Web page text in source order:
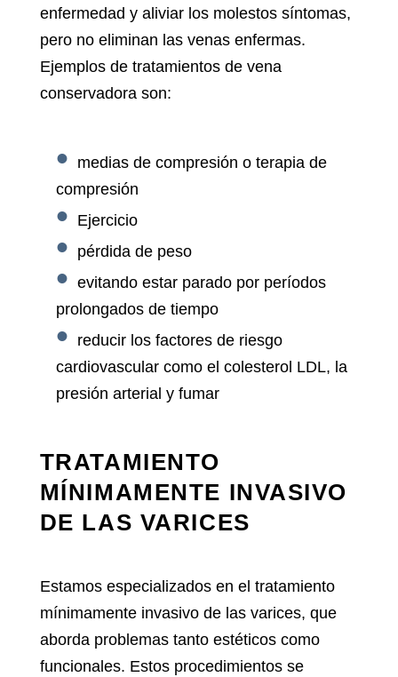
enfermedad y aliviar los molestos síntomas,
pero no eliminan las venas enfermas.
Ejemplos de tratamientos de vena
conservadora son:
medias de compresión o terapia de
compresión
Ejercicio
pérdida de peso
evitando estar parado por períodos
prolongados de tiempo
reducir los factores de riesgo
cardiovascular como el colesterol LDL, la
presión arterial y fumar
TRATAMIENTO
MÍNIMAMENTE INVASIVO
DE LAS VARICES
Estamos especializados en el tratamiento
mínimamente invasivo de las varices, que
aborda problemas tanto estéticos como
funcionales. Estos procedimientos se